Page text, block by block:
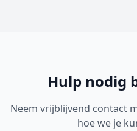
Hulp nodig
Neem vrijblijvend contact
hoe we je